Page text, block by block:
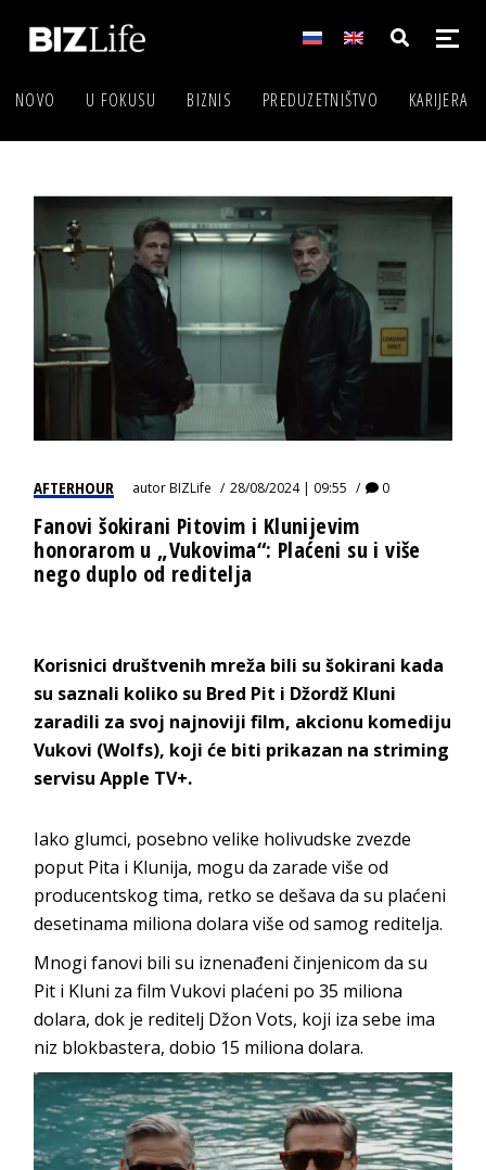
NOVO U FOKUSU BIZNIS PREDUZETNIŠTVO KARIJERA
AFTERHOUR autorBIZLife 28/08/2024 | 09:55 0
Fanovi šokirani Pitovim i Klunijevim
honorarom u „Vukovima“: Plaćeni su i više
nego duplo od reditelja
Korisnici društvenih mreža bili su šokirani kada
su saznali koliko su Bred Pit i Džordž Kluni
zaradili za svoj najnoviji film, akcionu komediju
Vukovi (Wolfs), koji će biti prikazan na striming
servisu Apple TV+.
Iako glumci, posebno velike holivudske zvezde
poput Pita i Klunija, mogu da zarade više od
producentskog tima, retko se dešava da su plaćeni
desetinama miliona dolara više od samog reditelja.
Mnogi fanovi bili su iznenađeni činjenicom da su
Pit i Kluni za film Vukovi plaćeni po 35 miliona
dolara, dok je reditelj Džon Vots, koji iza sebe ima
niz blokbastera, dobio 15 miliona dolara.